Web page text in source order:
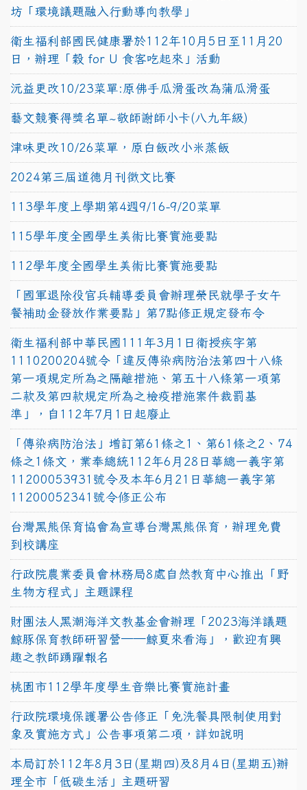
坊「環境議題融入行動導向教學」
衛生福利部國民健康署於112年10月5日至11月20
日，辦理「穀 for U 食客吃起來」活動
沅益更改10/23菜單:原佛手瓜滑蛋改為蒲瓜滑蛋
藝文競賽得獎名單~敬師謝師小卡(八九年級)
津味更改10/26菜單，原白飯改小米蒸飯
2024第三屆道德月刊徵文比賽
113學年度上學期第4週9/16-9/20菜單
115學年度全國學生美術比賽實施要點
112學年度全國學生美術比賽實施要點
「國軍退除役官兵輔導委員會辦理榮民就學子女午
餐補助金發放作業要點」第7點修正規定發布令
衛生福利部中華民國111年3月1日衛授疾字第
1110200204號令「違反傳染病防治法第四十八條
第一項規定所為之隔離措施、第五十八條第一項第
二款及第四款規定所為之檢疫措施案件裁罰基
準」，自112年7月1日起廢止
「傳染病防治法」增訂第61條之1、第61條之2、74
條之1條文，業奉總統112年6月28日華總一義字第
11200053931號令及本年6月21日華總一義字第
11200052341號令修正公布
台灣黑熊保育協會為宣導台灣黑熊保育，辦理免費
到校講座
行政院農業委員會林務局8處自然教育中心推出「野
生物方程式」主題課程
財團法人黑潮海洋文教基金會辦理「2023海洋議題
鯨豚保育教師研習營──鯨夏來看海」，歡迎有興
趣之教師踴躍報名
桃園市112學年度學生音樂比賽實施計畫
行政院環境保護署公告修正「免洗餐具限制使用對
象及實施方式」公告事項第二項，詳如說明
本局訂於112年8月3日(星期四)及8月4日(星期五)辦
理全市「低碳生活」主題研習